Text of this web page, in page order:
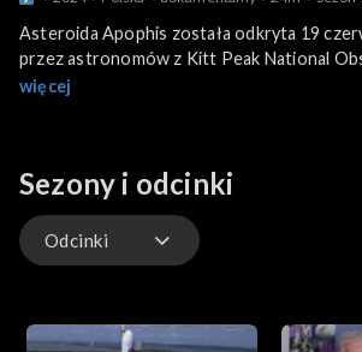
Asteroida Apophis została odkryta 19
przez astronomów z Kitt Peak National
Została uznana za jedną z najbardziej
więcej
Sezony i odcinki
Odcinki